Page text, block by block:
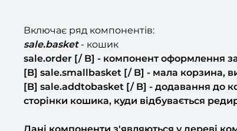
Включає ряд компонентів:
sale.basket- кошик
sale.order [/ B] - компонент оформлення
[B] sale.smallbasket [/ B] - мала корзина,
[B] sale.addtobasket [/ B] - додавання до
сторінки кошика, куди відбувається
Дані компоненти з'являються у дереві